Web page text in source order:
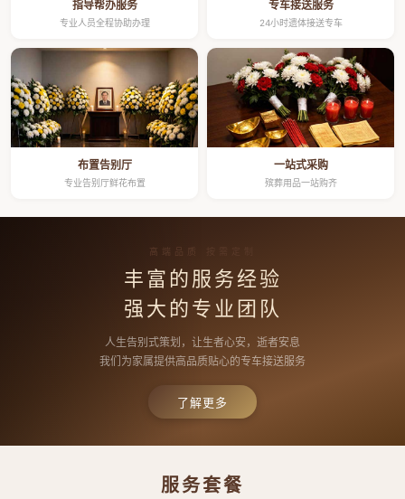
指导帮办服务
专业人员全程协助办理
专车接送服务
24小时遗体接送专车
布置告别厅
专业告别厅鲜花布置
一站式采购
殡葬用品一站购齐
高端品质 按需定制
丰富的服务经验
强大的专业团队
人生告别式策划，让生者心安，逝者安息
我们为家属提供高品质贴心的专车接送服务
了解更多
服务套餐